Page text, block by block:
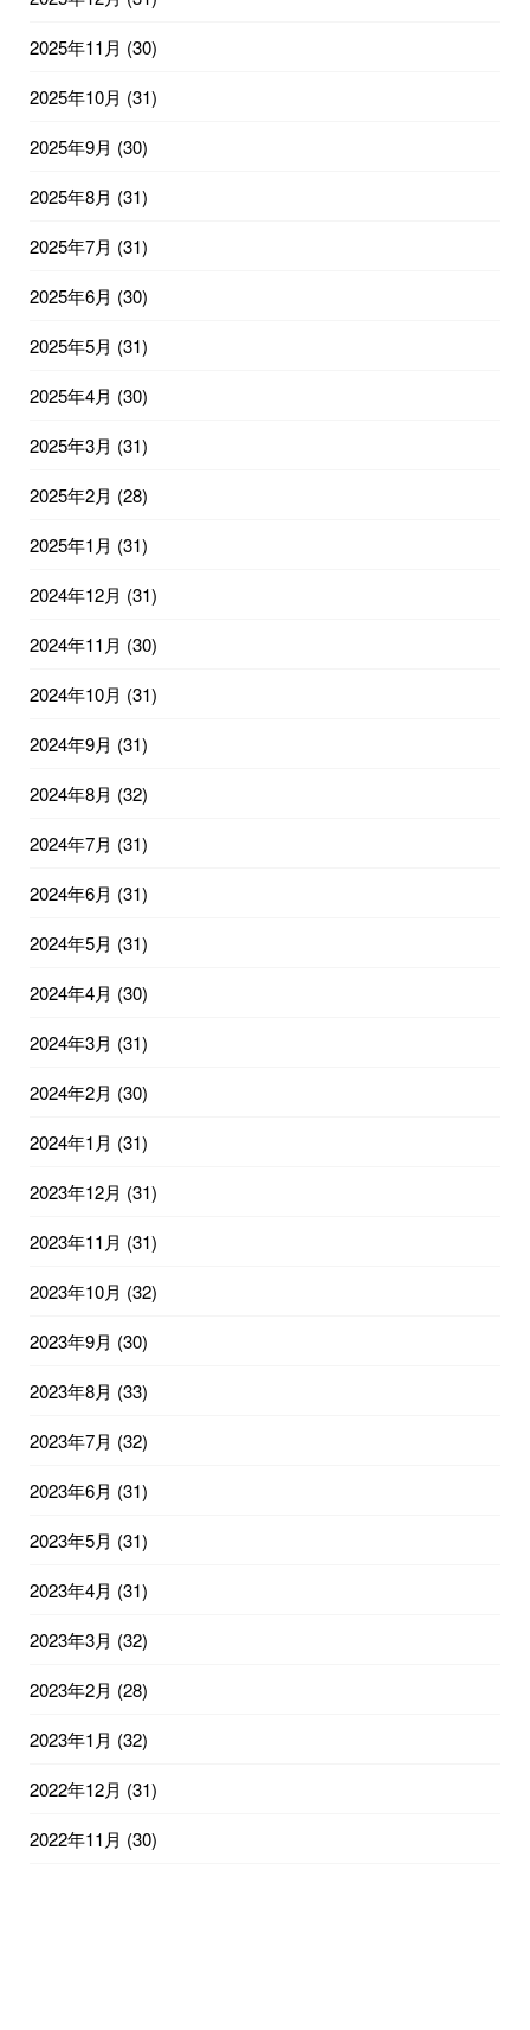
2025年11月 (30)
2025年10月 (31)
2025年9月 (30)
2025年8月 (31)
2025年7月 (31)
2025年6月 (30)
2025年5月 (31)
2025年4月 (30)
2025年3月 (31)
2025年2月 (28)
2025年1月 (31)
2024年12月 (31)
2024年11月 (30)
2024年10月 (31)
2024年9月 (31)
2024年8月 (32)
2024年7月 (31)
2024年6月 (31)
2024年5月 (31)
2024年4月 (30)
2024年3月 (31)
2024年2月 (30)
2024年1月 (31)
2023年12月 (31)
2023年11月 (31)
2023年10月 (32)
2023年9月 (30)
2023年8月 (33)
2023年7月 (32)
2023年6月 (31)
2023年5月 (31)
2023年4月 (31)
2023年3月 (32)
2023年2月 (28)
2023年1月 (32)
2022年12月 (31)
2022年11月 (30)